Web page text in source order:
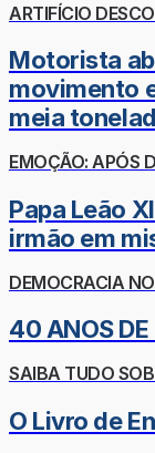
ARTIFÍCIO
Motorista
movimento
meia
EMOÇÃO: APÓS
Papa Leão
irmão em
DEMOCRACIA
40 ANOS
SAIBA TUDO
O Livro de